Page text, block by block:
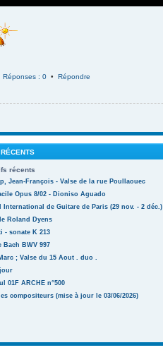
Réponses : 0 • Répondre
récents
Jean-François - Valse de la rue Poullaouec
Opus 8/02 - Dioniso Aguado
International de Guitare de Paris (29 nov. - 2 déc.)
Roland Dyens
- sonate K 213
Bach BWV 997
; Valse du 15 Aout . duo .
01F ARCHE n°500
compositeurs (mise à jour le 03/06/2026)